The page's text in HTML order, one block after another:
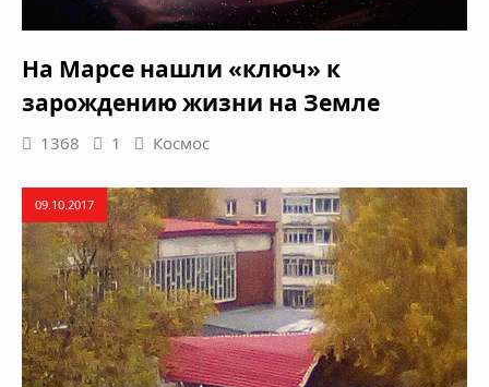
На Марсе нашли «ключ» к
зарождению жизни на Земле
1368 1 Космос
09.10.2017